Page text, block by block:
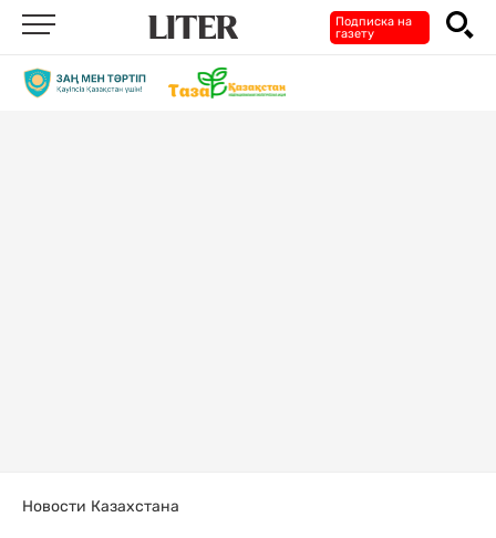
Подписка на
газету
Новости Казахстана